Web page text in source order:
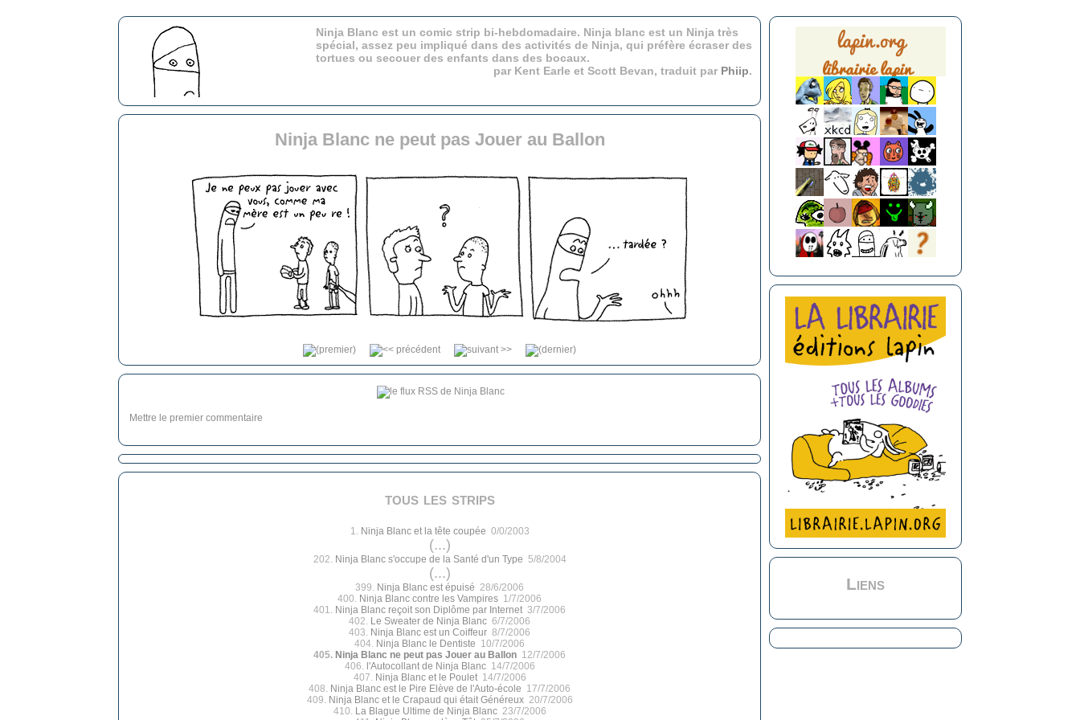
Ninja Blanc est un comic strip bi-hebdomadaire. Ninja blanc est un Ninja très
spécial, assez peu impliqué dans des activités de Ninja, qui préfère écraser des
tortues ou secouer des enfants dans des bocaux.
par Kent Earle et Scott Bevan, traduit par Phiip.
Ninja Blanc ne peut pas Jouer au Ballon
Mettre le premier commentaire
tous les strips
1. Ninja Blanc et la tête coupée 0/0/2003
(...)
202. Ninja Blanc s'occupe de la Santé d'un Type 5/8/2004
(...)
399. Ninja Blanc est épuisé 28/6/2006
400. Ninja Blanc contre les Vampires 1/7/2006
401. Ninja Blanc reçoit son Diplôme par Internet 3/7/2006
402. Le Sweater de Ninja Blanc 6/7/2006
403. Ninja Blanc est un Coiffeur 8/7/2006
404. Ninja Blanc le Dentiste 10/7/2006
405. Ninja Blanc ne peut pas Jouer au Ballon 12/7/2006
406. l'Autocollant de Ninja Blanc14/7/2006
407. Ninja Blanc et le Poulet14/7/2006
408. Ninja Blanc est le Pire Elève de l'Auto-école 17/7/2006
409. Ninja Blanc et le Crapaud qui était Généreux20/7/2006
410. La Blague Ultime de Ninja Blanc23/7/2006
Liens